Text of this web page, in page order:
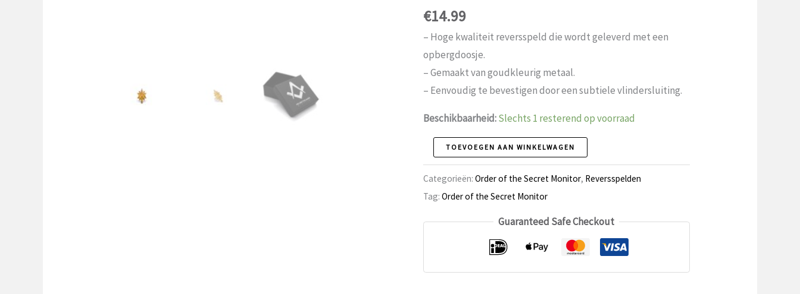
€14.99
– Hoge kwaliteit reversspeld die wordt geleverd met een
opbergdoosje.
– Gemaakt van goudkleurig metaal.
– Eenvoudig te bevestigen door een subtiele vlindersluiting.
Beschikbaarheid:Slechts 1 resterend op voorraad
Reversspeld
95
Order
of
aantal
TOEVOEGEN AAN WINKELWAGEN
Categorieën: Order of the Secret Monitor, Reversspelden
Tag: Order of the Secret Monitor
Guaranteed Safe Checkout